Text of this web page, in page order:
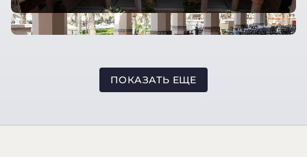
ПОКАЗАТЬ ЕЩЕ